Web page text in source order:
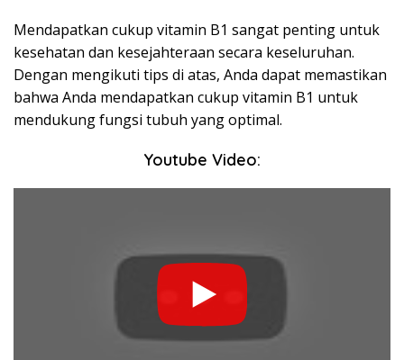
Mendapatkan cukup vitamin B1 sangat penting untuk
kesehatan dan kesejahteraan secara keseluruhan.
Dengan mengikuti tips di atas, Anda dapat memastikan
bahwa Anda mendapatkan cukup vitamin B1 untuk
mendukung fungsi tubuh yang optimal.
Youtube Video: